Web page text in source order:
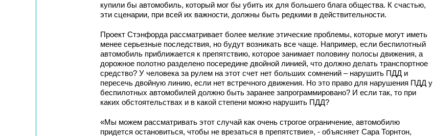
купили бы автомобиль, который мог бы убить их для большего блага общества. К счастью,
эти сценарии, при всей их важности, должны быть редкими в действительности.
Проект Стэнфорда рассматривает более мелкие этические проблемы, которые могут иметь
менее серьезные последствия, но будут возникать все чаще. Например, если беспилотный
автомобиль приближается к препятствию, которое занимает половину полосы движения, а
дорожное полотно разделено посередине двойной линией, что должно делать транспортное
средство? У человека за рулем на этот счет нет больших сомнений – нарушить ПДД и
пересечь двойную линию, если нет встречного движения. Но это право для нарушения ПДД у
беспилотных автомобилей должно быть заранее запрограммировано? И если так, то при
каких обстоятельствах и в какой степени можно нарушить ПДД?
«Мы можем рассматривать этот случай как очень строгое ограничение, автомобилю
придется остановиться, чтобы не врезаться в препятствие», - объясняет Сара Торнтон,